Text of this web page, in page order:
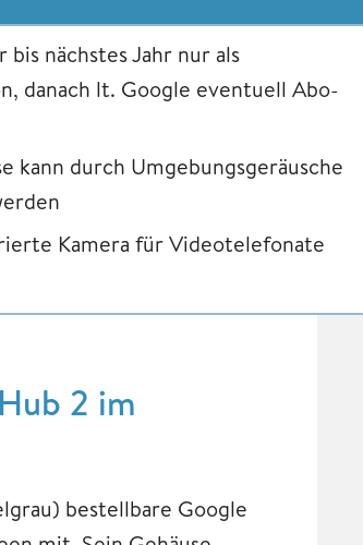
bis nächstes Jahr nur als
danach lt. Google eventuell Abo-
kann durch Umgebungsgeräusche
Kamera für Videotelefonate
2 im
bestellbare Google